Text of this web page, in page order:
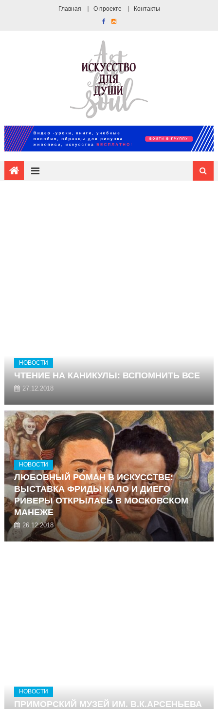
Главная О проекте Контакты
НОВОСТИ
ЧТЕНИЕ НА КАНИКУЛЫ: ВСПОМНИТЬ ВСЕ
27.12.2018
НОВОСТИ
ЛЮБОВНЫЙ РОМАН В ИСКУССТВЕ:
ВЫСТАВКА ФРИДЫ КАЛО И ДИЕГО
РИВЕРЫ ОТКРЫЛАСЬ В МОСКОВСКОМ
МАНЕЖЕ
26.12.2018
НОВОСТИ
ПРИМОРСКИЙ МУЗЕЙ ИМ. В.К.АРСЕНЬЕВА